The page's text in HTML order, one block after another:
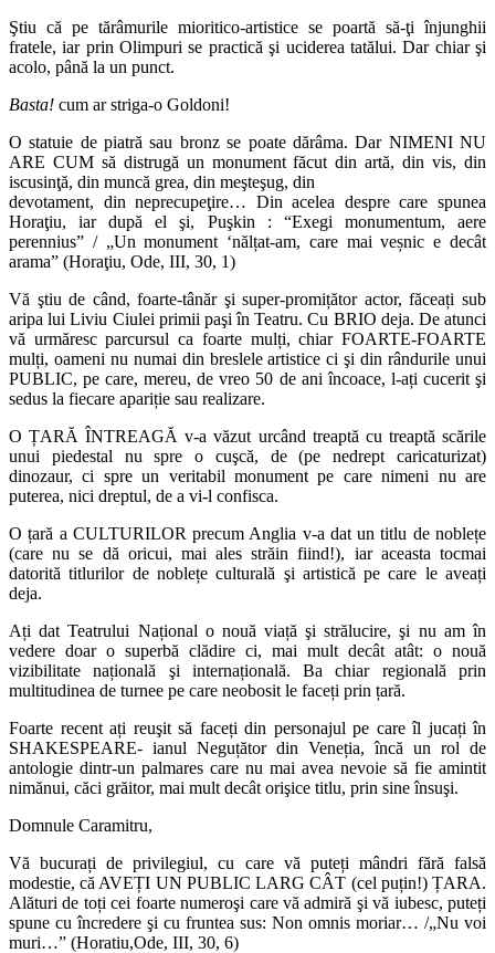
Ştiu că pe tărâmurile mioritico-artistice se poartă să-ţi înjunghii
fratele, iar prin Olimpuri se practică şi uciderea tatălui. Dar chiar şi
acolo, până la un punct.
Basta! cum ar striga-o Goldoni!
O statuie de piatră sau bronz se poate dărâma. Dar NIMENI NU
ARE CUM să distrugă un monument făcut din artă, din vis, din
iscusinţă, din muncă grea, din meşteşug, din
devotament, din neprecupeţire… Din acelea despre care spunea
Horaţiu, iar după el şi, Puşkin : “Exegi monumentum, aere
perennius” / „Un monument ‘nălțat-am, care mai veșnic e decât
arama” (Horaţiu, Ode, III, 30, 1)
Vă ştiu de când, foarte-tânăr şi super-promițător actor, făceați sub
aripa lui Liviu Ciulei primii paşi în Teatru. Cu BRIO deja. De atunci
vă urmăresc parcursul ca foarte mulți, chiar FOARTE-FOARTE
mulți, oameni nu numai din breslele artistice ci şi din rândurile unui
PUBLIC, pe care, mereu, de vreo 50 de ani încoace, l-ați cucerit şi
sedus la fiecare apariție sau realizare.
O ȚARĂ ÎNTREAGĂ v-a văzut urcând treaptă cu treaptă scările
unui piedestal nu spre o cuşcă, de (pe nedrept caricaturizat)
dinozaur, ci spre un veritabil monument pe care nimeni nu are
puterea, nici dreptul, de a vi-l confisca.
O țară a CULTURILOR precum Anglia v-a dat un titlu de noblețe
(care nu se dă oricui, mai ales străin fiind!), iar aceasta tocmai
datorită titlurilor de noblețe culturală şi artistică pe care le aveați
deja.
Ați dat Teatrului Național o nouă viață şi strălucire, şi nu am în
vedere doar o superbă clădire ci, mai mult decât atât: o nouă
vizibilitate națională şi internațională. Ba chiar regională prin
multitudinea de turnee pe care neobosit le faceți prin țară.
Foarte recent ați reuşit să faceți din personajul pe care îl jucați în
SHAKESPEARE- ianul Neguțător din Veneția, încă un rol de
antologie dintr-un palmares care nu mai avea nevoie să fie amintit
nimănui, căci grăitor, mai mult decât orişice titlu, prin sine însuşi.
Domnule Caramitru,
Vă bucurați de privilegiul, cu care vă puteți mândri fără falsă
modestie, că AVEȚI UN PUBLIC LARG CÂT (cel puțin!) ȚARA.
Alături de toți cei foarte numeroşi care vă admiră şi vă iubesc, puteți
spune cu încredere şi cu fruntea sus: Non omnis moriar… /„Nu voi
muri…” (Horatiu,Ode, III, 30, 6)